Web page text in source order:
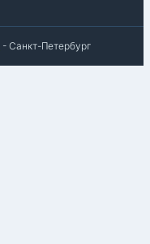
- Санкт-Петербург